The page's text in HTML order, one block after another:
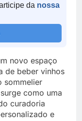
da nossa
novo espaço
de beber vinhos
sommelier
como uma
curadoria
e